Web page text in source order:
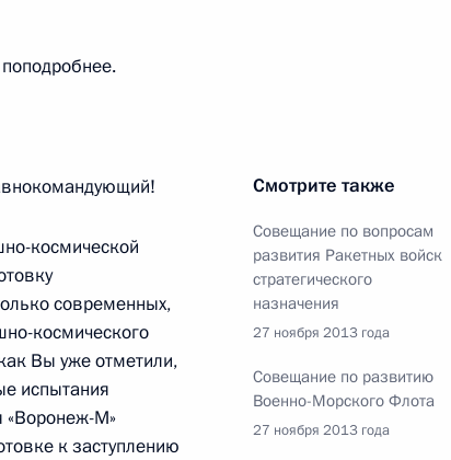
Флота
3
Смотрите также
Совещание по вопросам
развития Ракетных войск
стратегического
назначения
27 ноября 2013 года
Совещание по развитию
Военно-Морского Флота
27 ноября 2013 года
космической
современных,
космического
Вы уже отметили,
испытания
«Воронеж-М»
к заступлению